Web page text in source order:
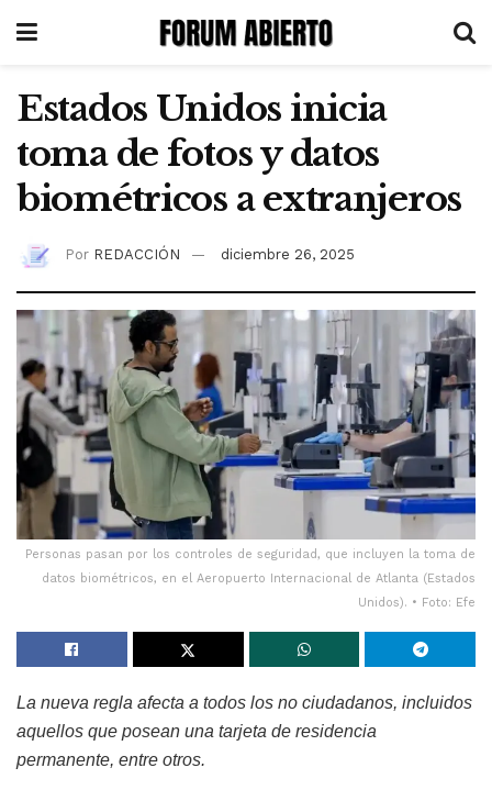
Estados Unidos inicia
toma de fotos y datos
biométricos a extranjeros
Por REDACCIÓN diciembre 26, 2025
Personas pasan por los controles de seguridad, que incluyen la toma de
datos biométricos, en el Aeropuerto Internacional de Atlanta (Estados
Unidos). • Foto: Efe
La nueva regla afecta a todos los no ciudadanos, incluidos
aquellos que posean una tarjeta de residencia
permanente, entre otros.